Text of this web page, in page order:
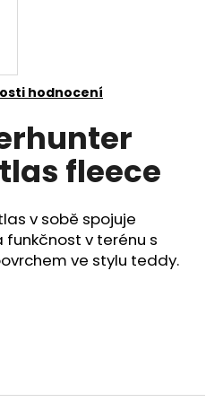
hodnocení
fleece
v sobě spojuje
v terénu s
ve stylu teddy.